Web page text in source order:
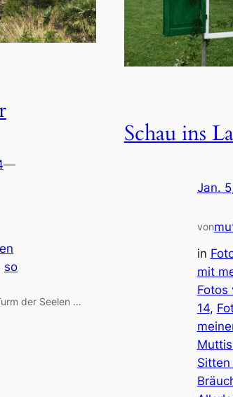
—
so
der Seelen …
Schau ins
Jan.
von
in
mit
Fotos
14,
Sitten